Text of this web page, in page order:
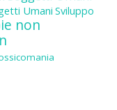
Umani Sviluppo
non